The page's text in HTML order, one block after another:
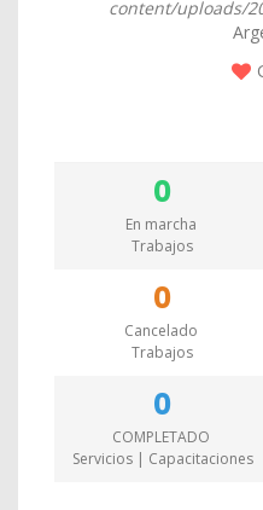
0
En marcha
Trabajos
0
Cancelado
Trabajos
0
COMPLETADO
Servicios | Capacitaciones